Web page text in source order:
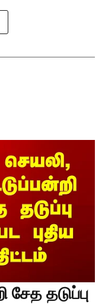
சேத தடுப்பு